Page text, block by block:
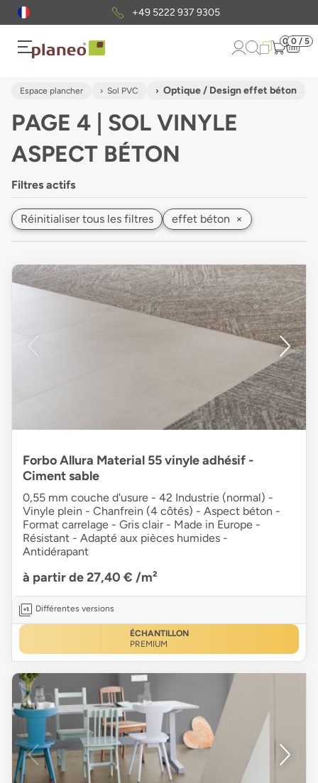
Envoi gratuit d'échantillons
0 0 / 5
Espace plancher Sol PVC Optique / Design effet béton
PAGE 4 | SOL VINYLE
ASPECT BÉTON
Filtres actifs
Réinitialiser tous les filtres effet béton ×
Forbo Allura Material 55 vinyle adhésif -
Ciment sable
0,55 mm couche d'usure - 42 Industrie (normal) -
Vinyle plein - Chanfrein (4 côtés) - Aspect béton -
Format carrelage - Gris clair - Made in Europe -
Résistant - Adapté aux pièces humides -
Antidérapant
à partir de 27,40 € /m²
Différentes versions
ÉCHANTILLON
PREMIUM